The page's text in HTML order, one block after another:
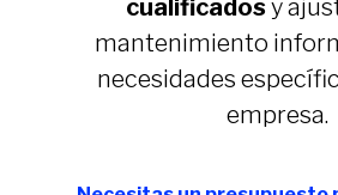
cualificadosy
mantenimiento
necesidades
empresa.